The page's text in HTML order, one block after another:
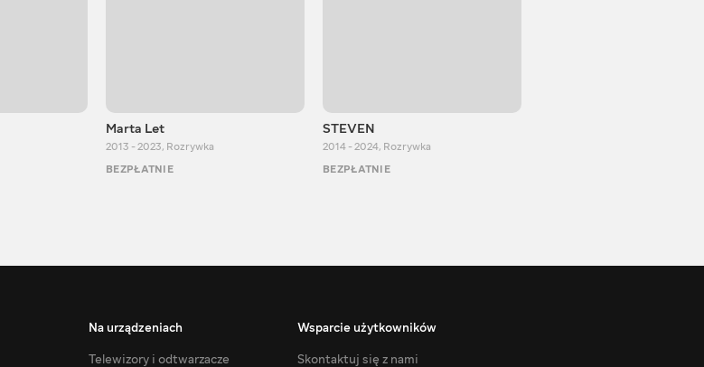
Marta Let
2013 - 2023, Rozrywka
BEZPŁATNIE
STEVEN
2014 - 2024, Rozrywka
BEZPŁATNIE
Na urządzeniach
Telewizory i odtwarzacze
Wsparcie użytkowników
Skontaktuj się z nami